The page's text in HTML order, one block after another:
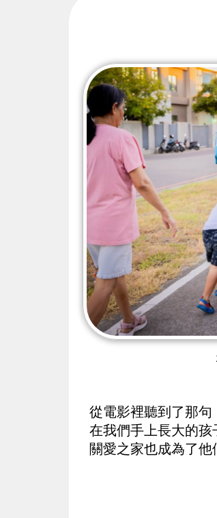
從電影裡聽到了那
在我們手上長大的
關愛之家也成為了他